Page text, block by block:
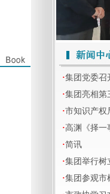
·集团党委召
·集团亮相第
·市知识产权
·高渊《择一
·简讯
·集团举行树
·集团参观市